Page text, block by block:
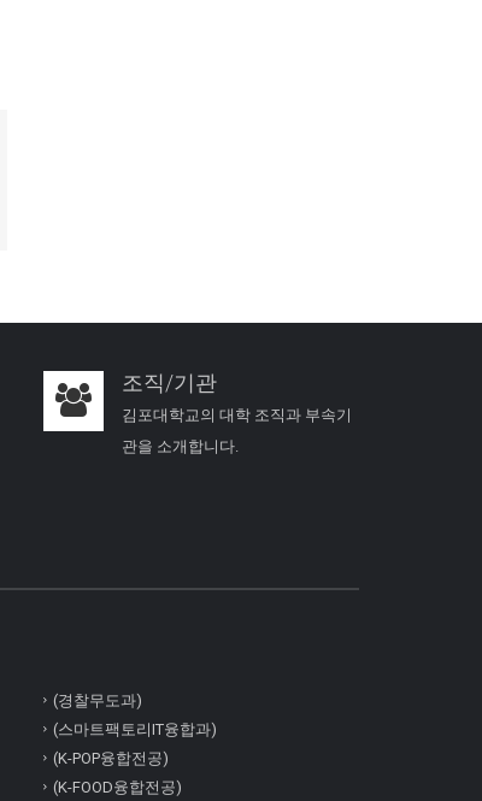
조직/기관
김포대학교의 대학 조직과 부속기
관을 소개합니다.
(경찰무도과)
(스마트팩토리IT융합과)
(K-POP융합전공)
(K-FOOD융합전공)